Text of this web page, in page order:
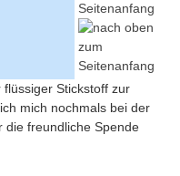
Seitenanfang
Stickstoff zur
mich nochmals bei der
die freundliche Spende